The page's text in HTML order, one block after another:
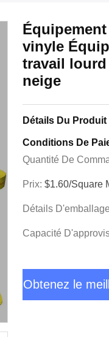
vinyle
travail
neige
Détails Du Produit
Conditions De
Quantité De
Prix: $1.60/square
Détails
Capacité
Obtenez le